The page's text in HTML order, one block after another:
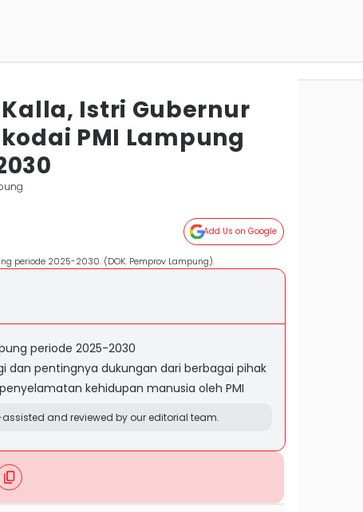
Istri Gubernur
PMI Lampung
Add Us on Google
periode 2025-2030. (DOK. Pemprov Lampung).
periode 2025-2030
dan pentingnya dukungan dari berbagai pihak
kehidupan manusia oleh PMI
and reviewed by our editorial team.